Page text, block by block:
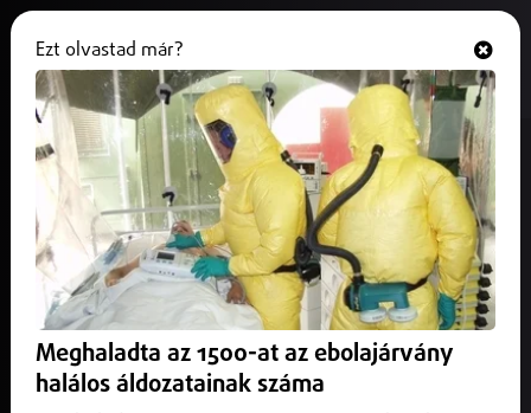
Új futópályát adtak át
Debrecenben
2025. november 16.Debrecen
156 milliós fejlesztéssel bővült Józsa sportélete
Ezt olvastad már?
Meghaladta az 1500-at az ebolajárvány
halálos áldozatainak száma